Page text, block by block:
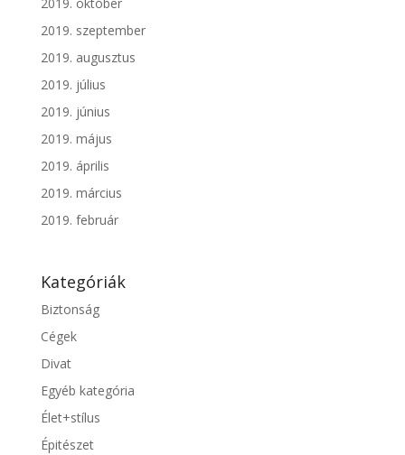
2019. szeptember
2019. augusztus
2019. július
2019. június
2019. május
2019. április
2019. március
2019. február
Kategóriák
Biztonság
Cégek
Divat
Egyéb kategória
Élet+stílus
Épitészet